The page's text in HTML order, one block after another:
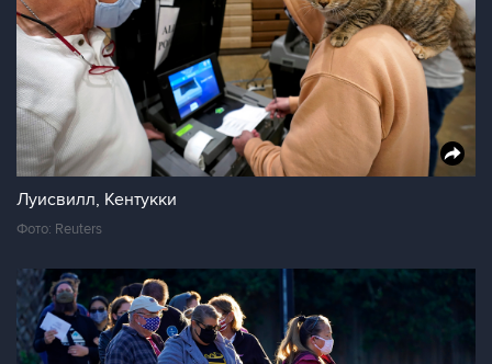
Луисвилл, Кентукки
Фото: Reuters